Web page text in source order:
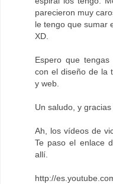
parecieron muy
le tengo que sumar
XD.
Espero que
con el diseño de la
y web.
Un saludo, y
Ah, los vídeos de
Te paso el enlace
allí.
http://